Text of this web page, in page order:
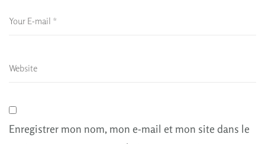
Enregistrer mon nom, mon e-mail et mon site dans le